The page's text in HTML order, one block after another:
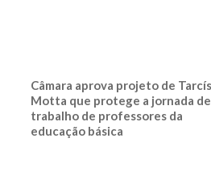
Câmara aprova projeto de
Motta que protege a jornada de
trabalho de professores da
educação básica